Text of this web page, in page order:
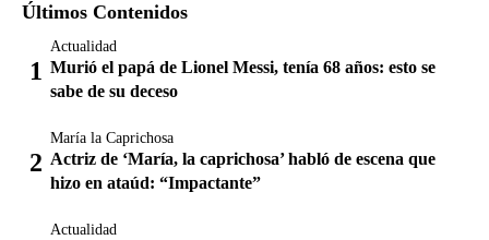
Últimos Contenidos
Actualidad
Murió el papá de Lionel Messi, tenía 68 años: esto se
sabe de su deceso
María la Caprichosa
Actriz de ‘María, la caprichosa’ habló de escena que
hizo en ataúd: “Impactante”
Actualidad